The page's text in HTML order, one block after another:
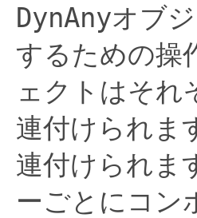
DynAnyオブ
するための操
ェクトはそれ
連付けられま
連付けられま
ーごとにコン